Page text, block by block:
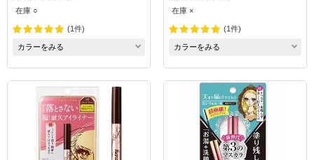
在庫 ○
(1件)
カラーをみる
在庫 ×
(1件)
カラーをみる